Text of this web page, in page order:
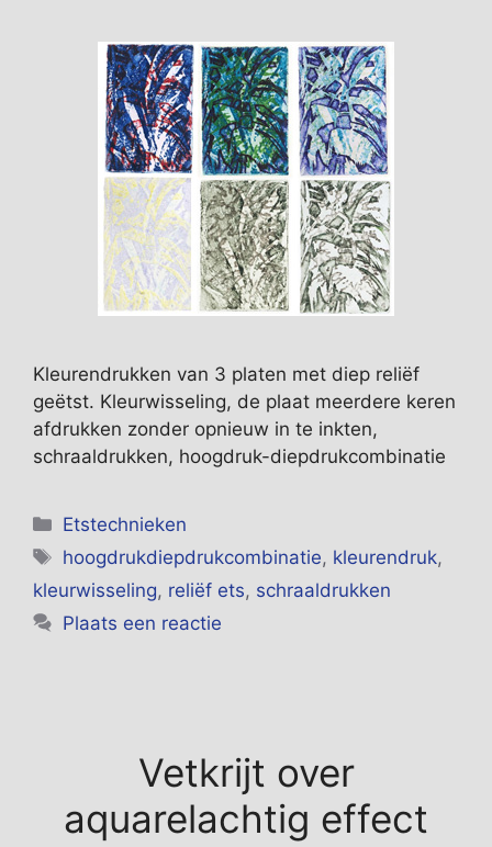
Kleurendrukken van 3 platen met diep reliëf
geëtst. Kleurwisseling, de plaat meerdere keren
afdrukken zonder opnieuw in te inkten,
schraaldrukken, hoogdruk-diepdrukcombinatie
Categorieën
Etstechnieken
Tags
hoogdrukdiepdrukcombinatie, kleurendruk,
kleurwisseling, reliëf ets, schraaldrukken
Plaats een reactie
Vetkrijt over
aquarelachtig effect